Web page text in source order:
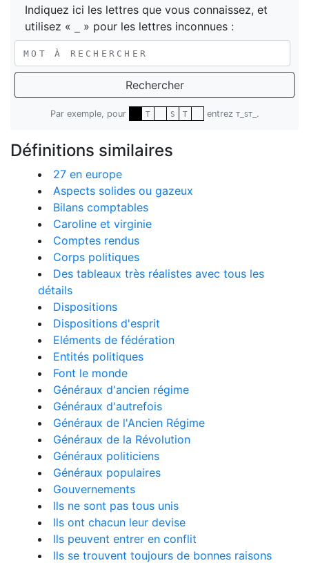
Indiquez ici les lettres que vous connaissez, et
utilisez «
» pour les lettres inconnues :
Rechercher
Par exemple, pour T S T entrez T_ST_ .
Définitions similaires
27 en europe
Aspects solides ou gazeux
Bilans comptables
Caroline et virginie
Comptes rendus
Corps politiques
Des tableaux très réalistes avec tous les
détails
Dispositions
Dispositions d'esprit
Eléments de fédération
Entités politiques
Font le monde
Généraux d'ancien régime
Généraux d'autrefois
Généraux de l'Ancien Régime
Généraux de la Révolution
Généraux politiciens
Généraux populaires
Gouvernements
Ils ne sont pas tous unis
Ils ont chacun leur devise
Ils peuvent entrer en conflit
Ils se trouvent toujours de bonnes raisons